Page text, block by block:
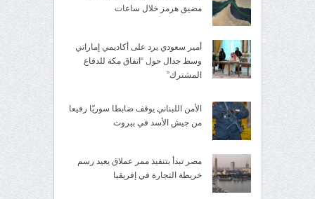
مضيق هرمز خلال ساعات
أمير سعودي يرد على أكاديمي إماراتي
وسط جدال حول “اتفاق مكة للدفاع
المشترك”
الأمن اللبناني يوقف ضابطا سوريّا رفيعا
من جيش الأسد في بيروت
مصر تبدأ بتنفيذ ممر عملاق يعيد رسم
خريطة التجارة في إفريقيا